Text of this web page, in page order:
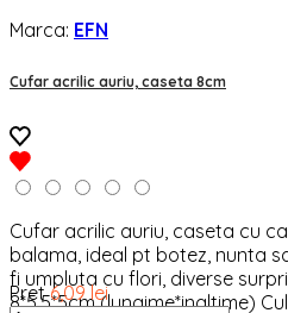
Marca: EFN
Cufar acrilic auriu, caseta 8cm
Cufar acrilic auriu, caseta cu
balama, ideal pt botez, nunta
fi umpluta cu flori, diverse
8*5.5*5cm (lungime*inaltime)
Pret 6,09 lei